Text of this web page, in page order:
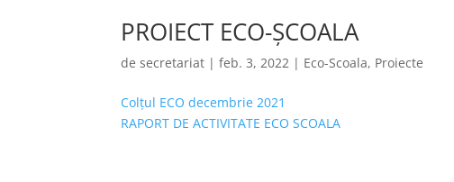
PROIECT ECO-ȘCOALA
desecretariat |feb. 3, 2022 | Eco-Scoala, Proiecte
Colțul ECO decembrie 2021
RAPORT DE ACTIVITATE ECO SCOALA